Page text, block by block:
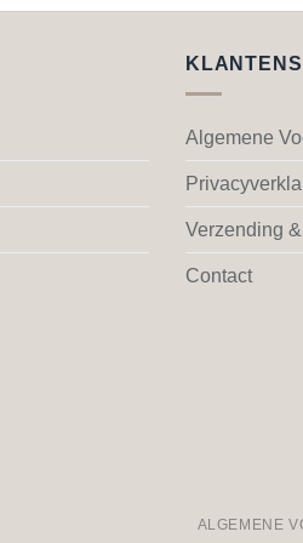
Algemene
Verzending
Contact
ALGEMENE